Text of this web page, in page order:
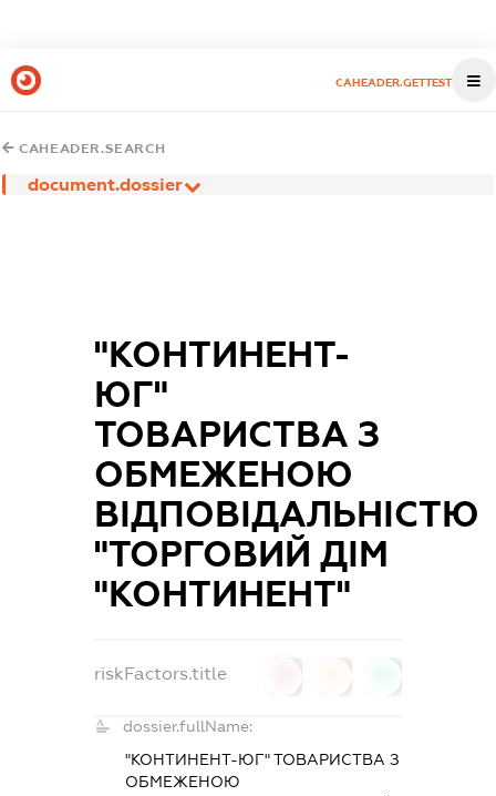
CAHEADER.GETTEST
CAHEADER.SEARCH
document.dossier
"КОНТИНЕНТ-
ЮГ"
ТОВАРИСТВА З
ОБМЕЖЕНОЮ
ВІДПОВІДАЛЬНІСТЮ
"ТОРГОВИЙ ДІМ
"КОНТИНЕНТ"
riskFactors.title
dossier.fullName:
"КОНТИНЕНТ-ЮГ" ТОВАРИСТВА З
ОБМЕЖЕНОЮ